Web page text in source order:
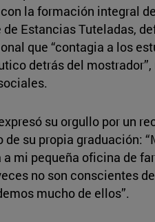
la formación integral
de Estancias Tuteladas,
que “contagia a los
detrás del
su orgullo por un
su propia graduación:
mi pequeña oficina de
no son conscientes
mucho de ellos”.